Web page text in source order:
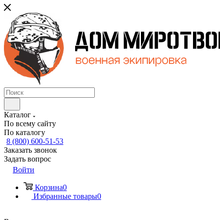
Каталог
По всему сайту
По каталогу
8 (800) 600-51-53
Заказать звонок
Задать вопрос
Войти
Корзина0
Избранные товары0